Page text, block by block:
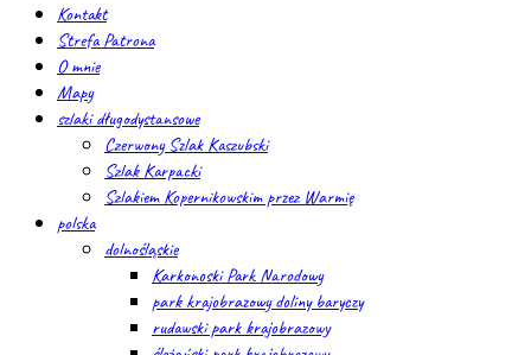
Kontakt
Strefa Patrona
O mnie
Mapy
szlaki długodystansowe
Czerwony Szlak Kaszubski
Szlak Karpacki
Szlakiem Kopernikowskim przez Warmię
polska
dolnośląskie
Karkonoski Park Narodowy
park krajobrazowy doliny baryczy
rudawski park krajobrazowy